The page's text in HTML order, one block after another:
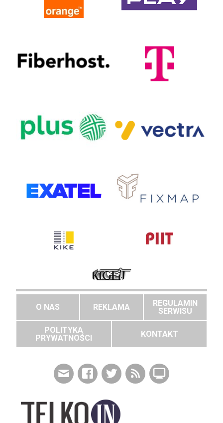
O NAS REKLAMA
REGULAMIN
SERWISU
POLITYKA
PRYWATNOŚCI
KONTAKT